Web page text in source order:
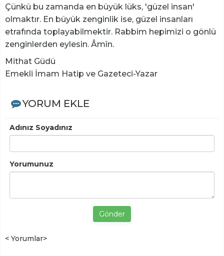
Çünkü bu zamanda en büyük lüks, 'güzel insan'
olmaktır. En büyük zenginlik ise, güzel insanları
etrafında toplayabilmektir. Rabbim hepimizi o gönlü
zenginlerden eylesin. Âmîn.
Mithat Güdü
Emekli İmam Hatip ve Gazeteci-Yazar
YORUM EKLE
Adınız Soyadınız
Yorumunuz
Gönder
< Yorumlar>